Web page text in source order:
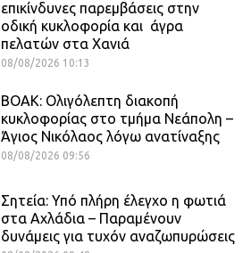
επικίνδυνες παρεμβάσεις στην
οδική κυκλοφορία και άγρα
πελατών στα Χανιά
08/08/2026 10:13
ΒΟΑΚ: Ολιγόλεπτη διακοπή
κυκλοφορίας στο τμήμα Νεάπολη –
Άγιος Νικόλαος λόγω ανατίναξης
08/08/2026 09:56
Σητεία: Υπό πλήρη έλεγχο η φωτιά
στα Αχλάδια – Παραμένουν
δυνάμεις για τυχόν αναζωπυρώσεις